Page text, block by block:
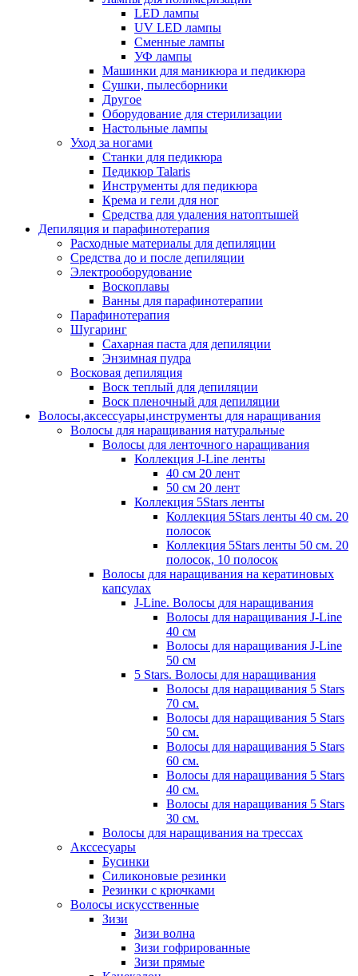
LED лампы
UV LED лампы
Сменные лампы
УФ лампы
Машинки для маникюра и педикюра
Сушки, пылесборники
Другое
Оборудование для стерилизации
Настольные лампы
Уход за ногами
Станки для педикюра
Педикюр Talaris
Инструменты для педикюра
Крема и гели для ног
Средства для удаления натоптышей
Депиляция и парафинотерапия
Расходные материалы для депиляции
Средства до и после депиляции
Электрооборудование
Воскоплавы
Ванны для парафинотерапии
Парафинотерапия
Шугаринг
Сахарная паста для депиляции
Энзимная пудра
Восковая депиляция
Воск теплый для депиляции
Воск пленочный для депиляции
Волосы,аксессуары,инструменты для наращивания
Волосы для наращивания натуральные
Волосы для ленточного наращивания
Коллекция J-Line ленты
40 см 20 лент
50 см 20 лент
Коллекция 5Stars ленты
Коллекция 5Stars ленты 40 см. 20
полосок
Коллекция 5Stars ленты 50 см. 20
полосок, 10 полосок
Волосы для наращивания на кератиновых
капсулах
J-Line. Волосы для наращивания
Волосы для наращивания J-Line
40 см
Волосы для наращивания J-Line
50 см
5 Stars. Волосы для наращивания
Волосы для наращивания 5 Stars
70 см.
Волосы для наращивания 5 Stars
50 см.
Волосы для наращивания 5 Stars
60 см.
Волосы для наращивания 5 Stars
40 см.
Волосы для наращивания 5 Stars
30 см.
Волосы для наращивания на трессах
Акссесуары
Бусинки
Силиконовые резинки
Резинки с крючками
Волосы искусственные
Зизи
Зизи волна
Зизи гофрированные
Зизи прямые